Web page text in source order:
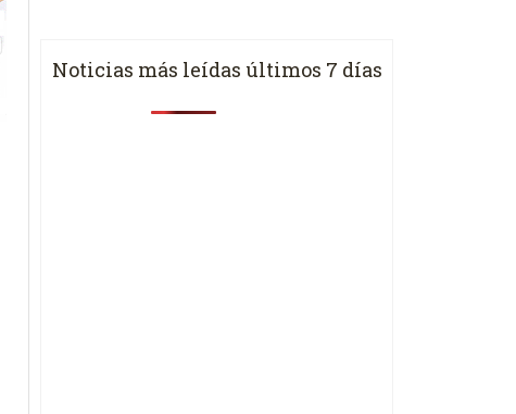
Noticias más leídas últimos 7 días